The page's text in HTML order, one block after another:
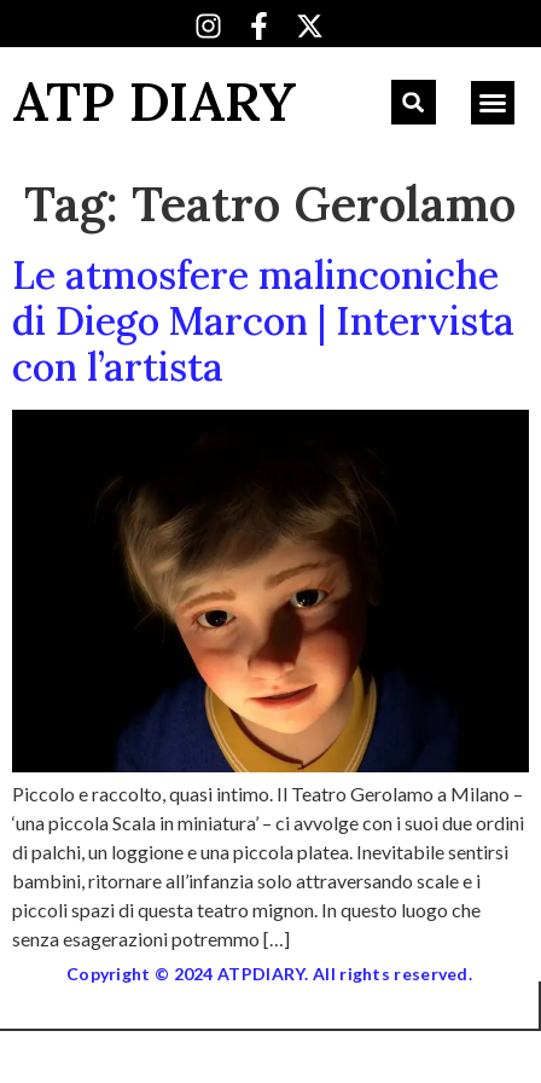
ATP DIARY
Tag: Teatro Gerolamo
Le atmosfere malinconiche
di Diego Marcon | Intervista
con l’artista
Piccolo e raccolto, quasi intimo. Il Teatro Gerolamo a Milano –
‘una piccola Scala in miniatura’ – ci avvolge con i suoi due ordini
di palchi, un loggione e una piccola platea. Inevitabile sentirsi
bambini, ritornare all’infanzia solo attraversando scale e i
piccoli spazi di questa teatro mignon. In questo luogo che
senza esagerazioni potremmo […]
Copyright © 2024 ATPDIARY. All rights reserved.